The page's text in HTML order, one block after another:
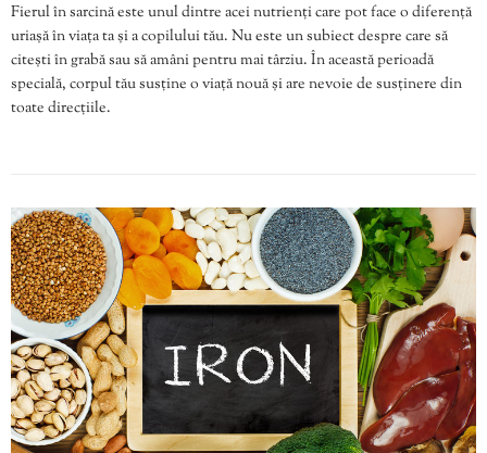
Fierul în sarcină este unul dintre acei nutrienți care pot face o diferență
uriașă în viața ta și a copilului tău. Nu este un subiect despre care să
citești în grabă sau să amâni pentru mai târziu. În această perioadă
specială, corpul tău susține o viață nouă și are nevoie de susținere din
toate direcțiile.